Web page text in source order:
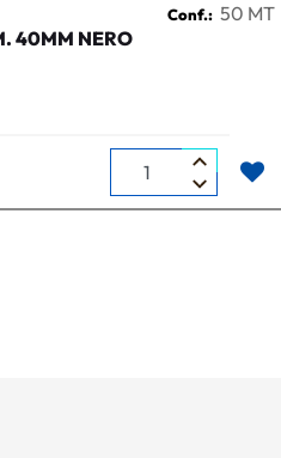
Conf.: 50 MT
40MM NERO